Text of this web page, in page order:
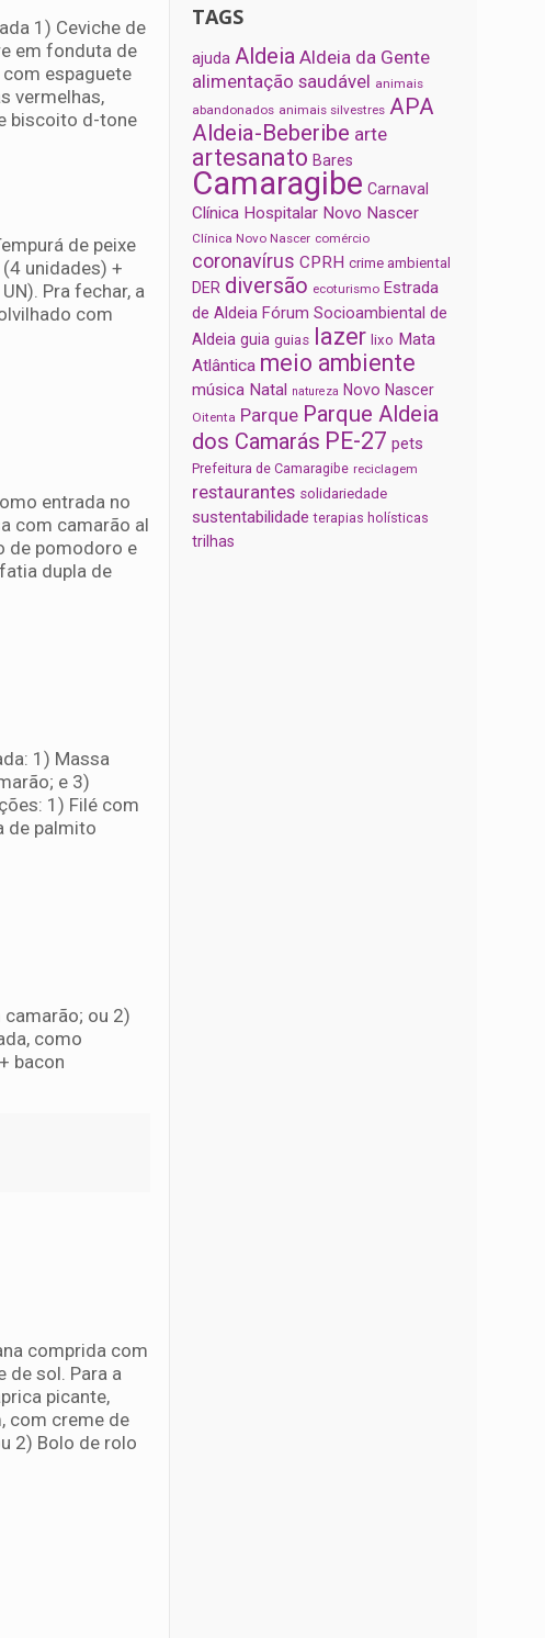
1) Ceviche de
em fonduta de
espaguete
vermelhas,
biscoito d-tone
de peixe
unidades) +
Pra fechar, a
com
entrada no
com camarão al
de pomodoro e
dupla de
1) Massa
e 3)
1) Filé com
de palmito
ou 2)
como
bacon
comprida com
de sol. Para a
picante,
com creme de
2) Bolo de rolo
TAGS
ajuda Aldeia Aldeia da Gente
alimentação saudável animais
abandonados animais silvestres APA
Aldeia-Beberibe arte
artesanato Bares
Camaragibe Carnaval
Clínica Hospitalar Novo Nascer
Clínica Novo Nascer comércio
coronavírus CPRH crime ambiental
DER diversão ecoturismo Estrada
de Aldeia Fórum Socioambiental de
Aldeia guia guias lazer lixo Mata
Atlântica meio ambiente
música Natal natureza Novo Nascer
Oitenta Parque Parque Aldeia
dos Camarás PE-27 pets
Prefeitura de Camaragibe reciclagem
restaurantes solidariedade
sustentabilidade terapias holísticas
trilhas